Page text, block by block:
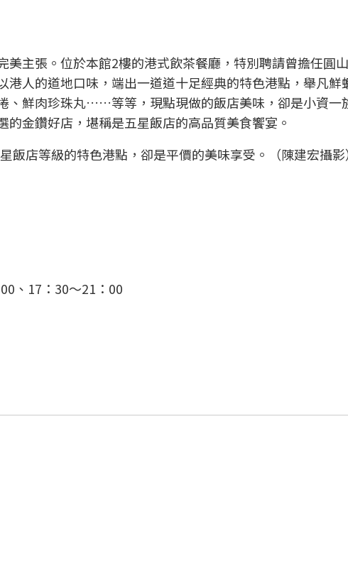
美主張。位於本館2樓的港式飲茶餐廳，特別聘請曾擔任圓
港人的道地口味，端出一道道十足經典的特色港點，舉凡鮮
、鮮肉珍珠丸……等等，現點現做的飯店美味，卻是小資一
金鑽好店，堪稱是五星飯店的高品質美食饗宴。
飯店等級的特色港點，卻是平價的美味享受。（陳建宏攝影
、17：30～21：00